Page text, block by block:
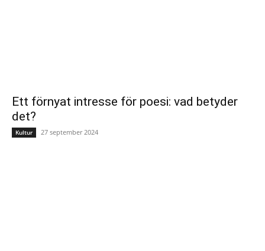
Ett förnyat intresse för poesi: vad betyder
det?
Kultur 27 september 2024